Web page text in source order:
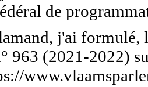
de
j'ai formulé,
963 (2021-2022)